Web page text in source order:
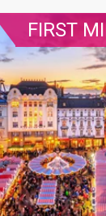
FIRST